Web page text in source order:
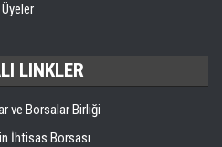
Üyeler
LINKLER
ve Borsalar Birliği
İhtisas Borsası